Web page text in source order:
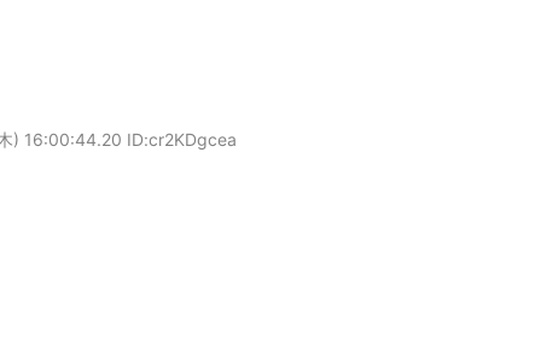
) 16:00:44.20 ID:cr2KDgcea